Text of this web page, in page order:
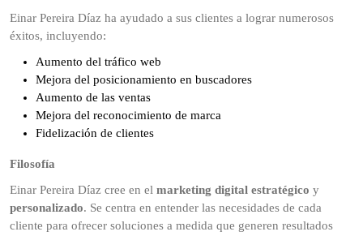
Einar Pereira Díaz ha ayudado a sus clientes a lograr numerosos
éxitos, incluyendo:
Aumento del tráfico web
Mejora del posicionamiento en buscadores
Aumento de las ventas
Mejora del reconocimiento de marca
Fidelización de clientes
Filosofía
Einar Pereira Díaz cree en el marketing digital estratégico y
personalizado. Se centra en entender las necesidades de cada
cliente para ofrecer soluciones a medida que generen resultados